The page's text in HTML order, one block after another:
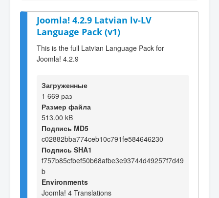
Joomla! 4.2.9 Latvian lv-LV
Language Pack (v1)
This is the full Latvian Language Pack for
Joomla! 4.2.9
Загруженные
1 669 раз
Размер файла
513.00 kB
Подпись MD5
c02882bba774ceb10c791fe584646230
Подпись SHA1
f757b85cfbef50b68afbe3e93744d49257f7d49
b
Environments
Joomla! 4 Translations